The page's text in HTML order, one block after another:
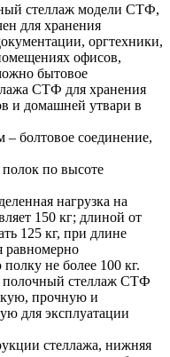
стеллаж модели СТФ,
для хранения
оргтехники,
офисов,
бытовое
СТФ для хранения
и домашней утвари в
– болтовое соединение,
по высоте
нагрузка на
150 кг; длиной от
125 кг, при длине
равномерно
не более 100 кг.
полочный стеллаж СТФ
прочную и
для эксплуатации
стеллажа, нижняя